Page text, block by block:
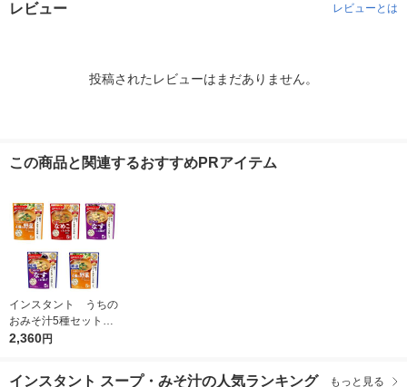
レビュー レビューとは
投稿されたレビューはまだありません。
この商品と関連するおすすめPRアイテム
インスタント うちの
おみそ汁5種セット
1箱(25食入) アマノ
2,360円
インスタント スープ・みそ汁の人気ランキング もっと見る